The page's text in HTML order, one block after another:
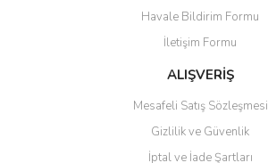
Ürün bilgilerinde hatalar bulunuyor.
Bu ürüne benzer farklı alternatifler olmalı.
Havale Bildirim Formu
İletişim Formu
ALIŞVERİŞ
Mesafeli Satış Sözleşmesi
Gizlilik ve Güvenlik
İptal ve İade Şartları